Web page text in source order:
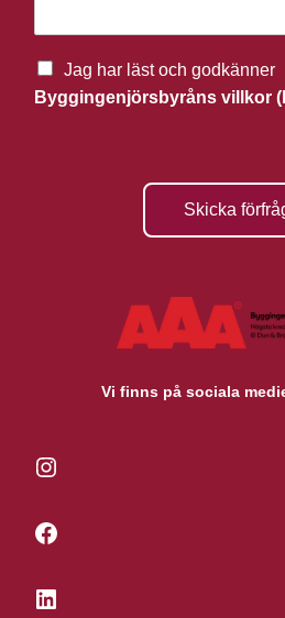
Jag har läst och godkänner
Byggingenjörsbyråns villkor
Skicka
Vi finns på sociala
Instagram
Facebook
LinkedIn